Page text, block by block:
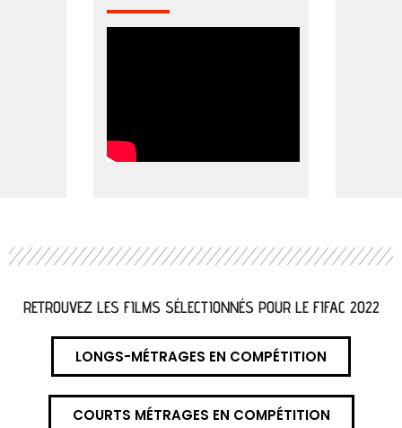
RETROUVEZ LES FILMS SÉLECTIONNÉS POUR LE FIFAC 2022
LONGS-MÉTRAGES EN COMPÉTITION
COURTS MÉTRAGES EN COMPÉTITION